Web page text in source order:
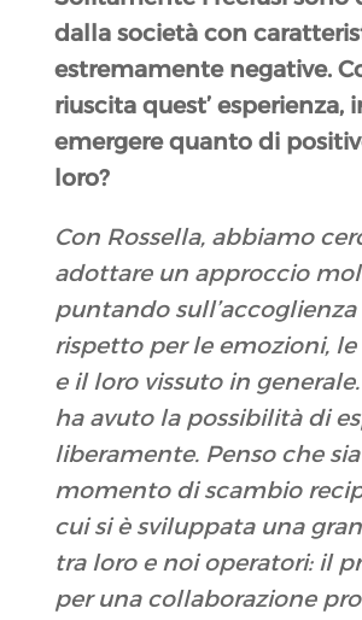
dalla società con
estremamente negative.
riuscita quest’ esperienza,
emergere quanto di
loro?
Con Rossella, abbiamo
adottare un approccio
puntando sull’accoglienza
rispetto per le emozioni, le
e il loro vissuto in
ha avuto la possibilità di
liberamente. Penso che
momento di scambio
cui si è sviluppata una
tra loro e noi operatori: il
per una collaborazione